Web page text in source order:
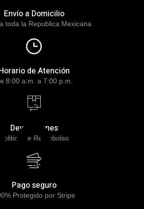
Envío a Domicilio
toda la Republica Mexicana
de Atención
8:00 a.m. a 7:00 p.m.
Devoluciones
Politica de Reembolso
Pago seguro
Protegido por Stripe
404